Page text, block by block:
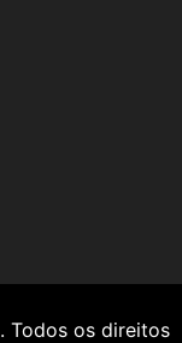
. Todos os direitos